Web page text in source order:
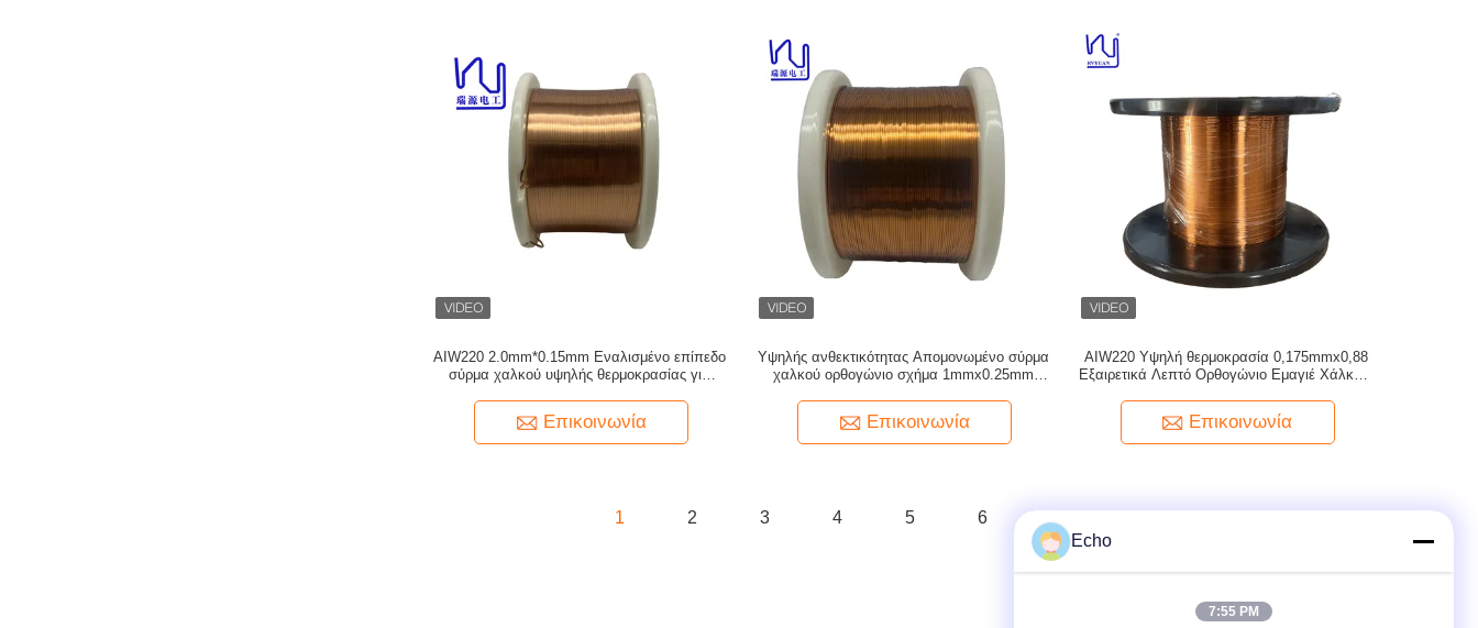
AIW220 2.0mm*0.15mm Εναλισμένο επίπεδο
σύρμα χαλκού υψηλής θερμοκρασίας για
Επικοινωνία
Υψηλής ανθεκτικότητας Απομονωμένο σύρμα
χαλκού ορθογώνιο σχήμα 1mmx0.25mm
Επικοινωνία
AIW220 Υψηλή θερμοκρασία 0,175mmx0,88
Εξαιρετικά Λεπτό Ορθογώνιο Εμαγιέ Χάλκινο
Επικοινωνία
1 2 3 4 5 6
Echo
7:55 PM